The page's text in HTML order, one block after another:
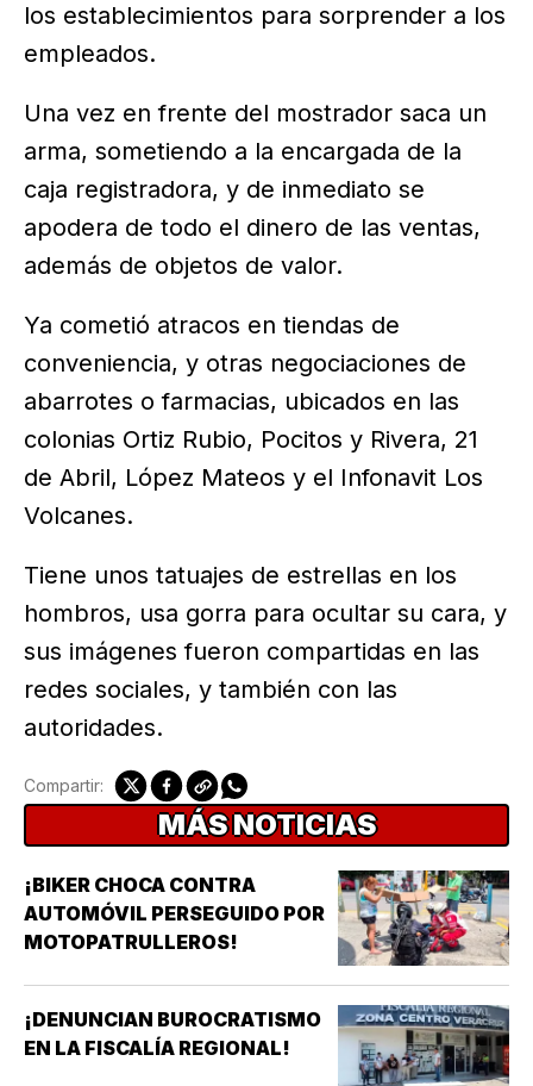
los establecimientos para sorprender a los
empleados.
Una vez en frente del mostrador saca un
arma, sometiendo a la encargada de la
caja registradora, y de inmediato se
apodera de todo el dinero de las ventas,
además de objetos de valor.
Ya cometió atracos en tiendas de
conveniencia, y otras negociaciones de
abarrotes o farmacias, ubicados en las
colonias Ortiz Rubio, Pocitos y Rivera, 21
de Abril, López Mateos y el Infonavit Los
Volcanes.
Tiene unos tatuajes de estrellas en los
hombros, usa gorra para ocultar su cara, y
sus imágenes fueron compartidas en las
redes sociales, y también con las
autoridades.
Compartir:
MÁS NOTICIAS
¡BIKER CHOCA CONTRA
AUTOMÓVIL PERSEGUIDO POR
MOTOPATRULLEROS!
¡DENUNCIAN BUROCRATISMO
EN LA FISCALÍA REGIONAL!